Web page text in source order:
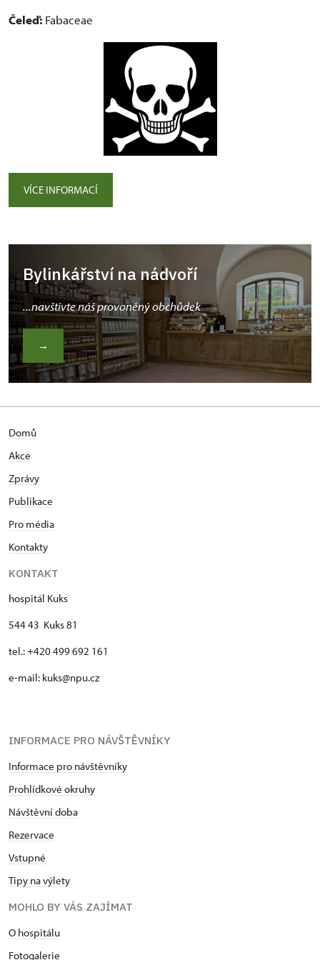
Čeleď: Fabaceae
VÍCE INFORMACÍ
Bylinkářství na nádvoří
...navštivte náš provoněný obchůdek
→
Domů
Akce
Zprávy
Publikace
Pro média
Kontakty
KONTAKT
hospitál Kuks
544 43 Kuks 81
tel.: +420 499 692 161
e-mail: kuks@npu.cz
INFORMACE PRO NÁVŠTĚVNÍKY
Informace pro návštěvníky
Prohlídkové okruhy
Návštěvní doba
Rezervace
Vstupné
Tipy na výlety
MOHLO BY VÁS ZAJÍMAT
O hospitálu
Fotogalerie